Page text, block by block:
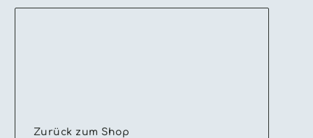
Zurück zum Shop